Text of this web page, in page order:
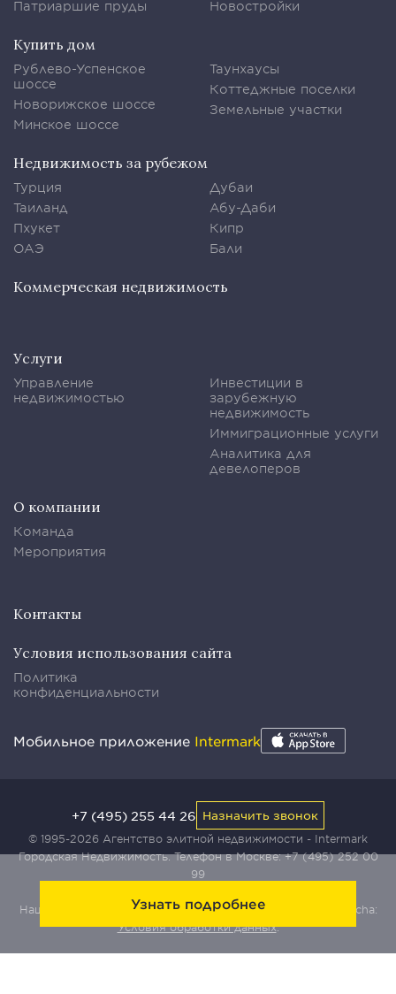
Узнать подробнее
Патриаршие пруды
Новостройки
Купить дом
Рублево-Успенское
шоссе
Новорижское шоссе
Минское шоссе
Таунхаусы
Коттеджные поселки
Земельные участки
Недвижимость за рубежом
Турция
Таиланд
Пхукет
ОАЭ
Дубаи
Абу-Даби
Кипр
Бали
Коммерческая недвижимость
Услуги
Управление
недвижимостью
Инвестиции в
зарубежную
недвижимость
Иммиграционные услуги
Аналитика для
девелоперов
О компании
Команда
Мероприятия
Контакты
Условия использования сайта
Политика
конфиденциальности
Мобильное приложение Intermark
© 1995-2026 Агентство элитной недвижимости - Intermark
Городская Недвижимость. Телефон в Москве:+7 (495) 252 00
99
Наш сайт защищен с помощью сервиса Yandex SmartCaptcha:
Условия обработки данных.
+7 (495) 255 44 26 Назначить звонок